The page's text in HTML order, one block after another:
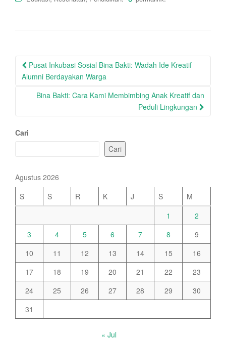
Post
navigation
Pusat Inkubasi Sosial Bina Bakti: Wadah Ide Kreatif
Alumni Berdayakan Warga
Bina Bakti: Cara Kami Membimbing Anak Kreatif dan
Peduli Lingkungan
Cari
Cari
Agustus 2026
S
S R K J S
M
1
2
3
4 5 6 7 8
9
10
11 12 13 14 15
16
17
18 19 20 21 22
23
24
25 26 27 28 29
30
31
« Jul